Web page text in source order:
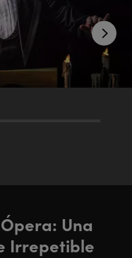
Una
Irrepetible